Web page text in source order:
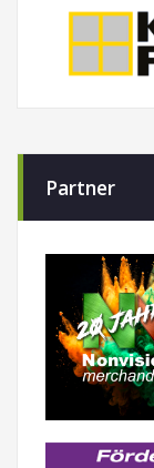
Partner